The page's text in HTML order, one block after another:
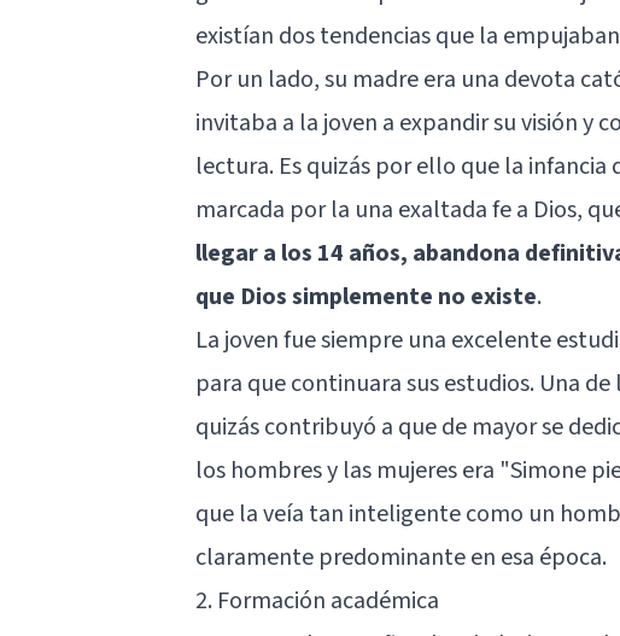
existían dos tendencias que la
Por un lado, su madre era una devota
invitaba a la joven a expandir su visión y
lectura. Es quizás por ello que la
marcada por la una exaltada fe a Dios,
llegar a los 14 años, abandona
que Dios simplemente no existe.
La joven fue siempre una excelente
para que continuara sus estudios. Una
quizás contribuyó a que de mayor se
los hombres y las mujeres era "Simone
que la veía tan inteligente como un
claramente predominante en esa época.
2. Formación académica